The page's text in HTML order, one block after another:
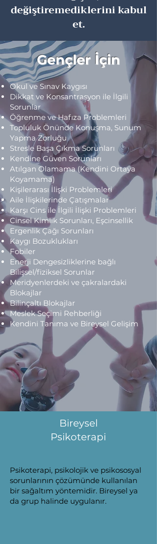
değiştiremediklerini kabul
et.
Gençler İçin
Okul ve Sınav Kaygısı
Dikkat ve Konsantrasyon ile İlgili
Sorunlar
Öğrenme ve Hafıza Problemleri
Topluluk Önünde Konuşma, Sunum
Yapma Zorluğu
Stresle Başa Çıkma Sorunları
Kendine Güven Sorunları
Atılgan Olamama (Kendini Ortaya
Koyamama)
Kişilerarası İlişki Problemleri
Aile İlişkilerinde Çatışmalar
Karşı Cins ile İlgili İlişki Problemleri
Cinsel Kimlik Sorunları, Eşcinsellik
Ergenlik Çağı Sorunları
Kaygı Bozuklukları
Fobiler
Enerji Dengesizliklerine bağlı
Bilişsel/fiziksel Sorunlar
Meridyenlerdeki ve çakralardaki
Blokajlar
Bilinçaltı Blokajlar
Meslek Seçimi Rehberliği
Kendini Tanıma ve Bireysel Gelişim
Bireysel
Psikoterapi
Psikoterapi, psikolojik ve psikososyal
sorunlarının çözümünde kullanılan
bir sağaltım yöntemidir. Bireysel ya
da grup halinde uygulanır.